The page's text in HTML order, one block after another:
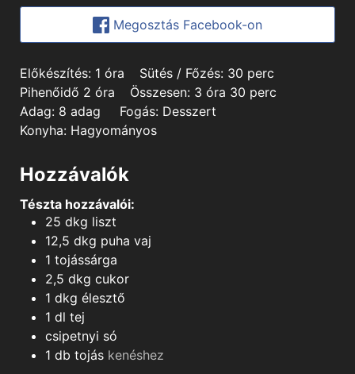
Megosztás Facebook-on
Előkészítés: 1hour
óra Sütés / Főzés: 30 minutes
perc
Pihenőidő 2hours
óra Összesen: 3 hours
óra 30 minutes
perc
Adag: 8 adag Fogás: Desszert
Konyha: Hagyományos
Hozzávalók
Tészta hozzávalói:
25 dkg liszt
12,5 dkg puha vaj
1 tojássárga
2,5 dkg cukor
1 dkg élesztő
1 dl tej
csipetnyi só
1 db tojás kenéshez